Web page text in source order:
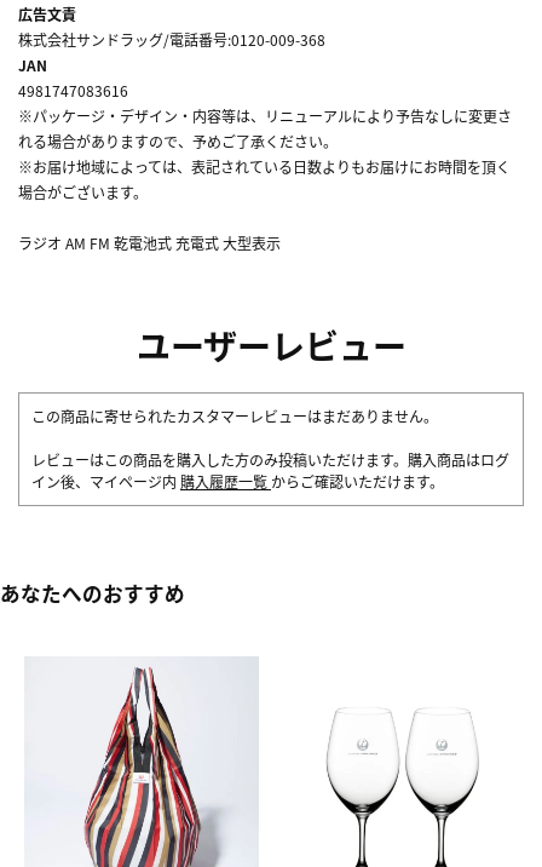
広告文責
株式会社サンドラッグ/電話番号:0120-009-368
JAN
4981747083616
※パッケージ・デザイン・内容等は、リニューアルにより予告なしに変更さ
れる場合がありますので、予めご了承ください。
※お届け地域によっては、表記されている日数よりもお届けにお時間を頂く
場合がございます。
ラジオ AM FM 乾電池式 充電式 大型表示
ユーザーレビュー
この商品に寄せられたカスタマーレビューはまだありません。
レビューはこの商品を購入した方のみ投稿いただけます。購入商品はログ
イン後、マイページ内 購入履歴一覧 からご確認いただけます。
あなたへのおすすめ